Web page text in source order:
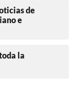
de
e
la